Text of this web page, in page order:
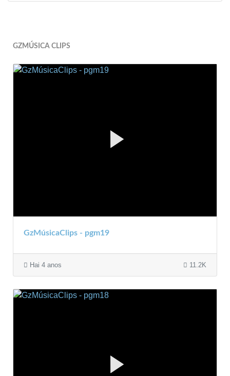
GZMÚSICA CLIPS
GzMúsicaClips - pgm19
Hai 4 anos 11.2K